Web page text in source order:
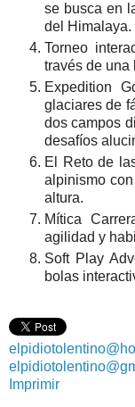
se busca en
del Himalaya.
Torneo
través de una
Expedition
glaciares de
dos campos
desafíos
El Reto de
alpinismo
altura.
Mítica
agilidad y
Soft Play
bolas
Imprimir